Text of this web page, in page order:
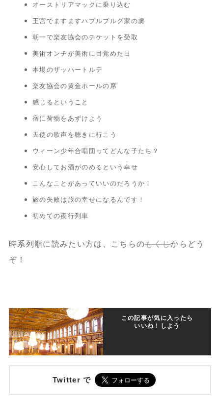
オーストリアマックに乗り込む
王宮でますますハプルブルグ家の虜
朝一で楽友協会のチケットを受取
美術オンチが美術に目覚めた日
本場のザッハートルテ
楽友協会の黄金ホールの席
感じるということ
宿に荷物をあずけよう
天使の歌声を聴きに行こう
ウィーン少年合唱団ってどんな子たち？
安心してお酒がのめるという幸せ
こんなことがあっていいのだろうか！
旅の失敗は旅の幸せになるんです！
初めての夜行列車
時系列順に読みたい方は、こちらのもくじからどう
ぞ！
この記事が気に入ったら
いいね！しよう
Twitter で